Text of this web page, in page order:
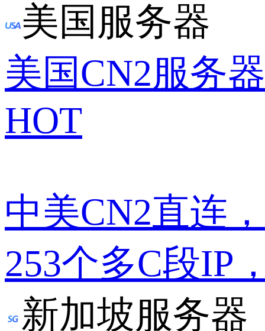
美国服务器
美国CN2服务器
HOT
中美CN2直连
253个多C段IP
新加坡服务器